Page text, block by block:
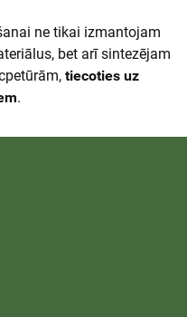
ne tikai izmantojam
bet arī sintezējam
tiecoties uz
.